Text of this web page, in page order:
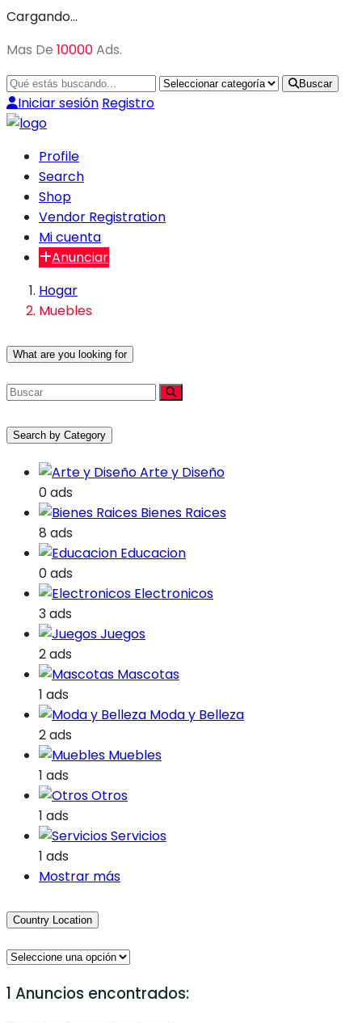
Cargando…
Mas De 10000Ads.
Buscar
Iniciar sesión Registro
Profile
Search
Shop
Vendor Registration
Mi cuenta
Anunciar
Hogar
Muebles
What are you looking for
Search by Category
Arte y Diseño
0 ads
Bienes Raices
8 ads
Educacion
0 ads
Electronicos
3 ads
Juegos
2 ads
Mascotas
1 ads
Moda y Belleza
2 ads
Muebles
1 ads
Otros
1 ads
Servicios
1 ads
Mostrar más
Country Location
1 Anuncios encontrados: